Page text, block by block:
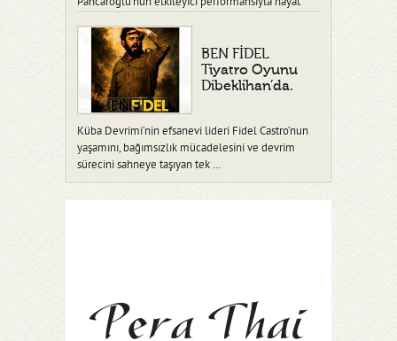
BEN FİDEL
Tiyatro Oyunu
Dibeklihan’da.
Küba Devrimi’nin efsanevi lideri Fidel Castro’nun
yaşamını, bağımsızlık mücadelesini ve devrim
sürecini sahneye taşıyan tek …